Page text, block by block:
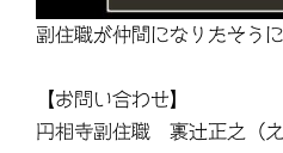
副住職が仲間になりたそう
【お問い合わせ】
円相寺副住職 裏辻正之（